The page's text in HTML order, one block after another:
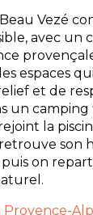
Vezé
avec un
espaces
et de
un
la
son
on repart